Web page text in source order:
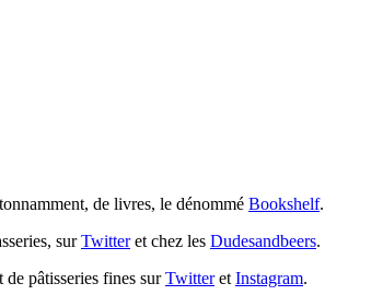
de livres, le dénommé Bookshelf.
surTwitteret chez les Dudesandbeers.
pâtisseries fines surTwitteret Instagram.